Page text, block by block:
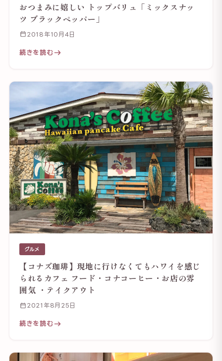
おつまみに嬉しい トップバリュ「ミックスナッ
ツ ブラックペッパー」
2018年10月4日
続きを読む
グルメ
【コナズ珈琲】現地に行けなくてもハワイを感じ
られるカフェ フード・コナコーヒー・お店の雰
囲気 ・テイクアウト
2021年8月25日
続きを読む